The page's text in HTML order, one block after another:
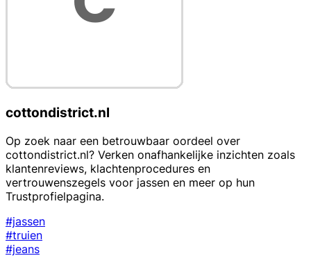
cottondistrict.nl
Op zoek naar een betrouwbaar oordeel over
cottondistrict.nl? Verken onafhankelijke inzichten zoals
klantenreviews, klachtenprocedures en
vertrouwenszegels voor jassen en meer op hun
Trustprofielpagina.
#jassen
#truien
#jeans